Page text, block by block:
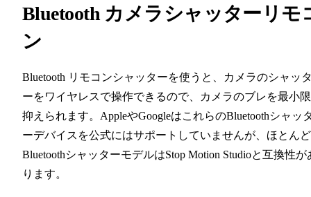
Bluetooth カメラシャッターリモ
ン
Bluetooth リモコンシャッターを使うと、カメラのシャッ
ーをワイヤレスで操作できるので、カメラのブレを最小
抑えられます。AppleやGoogleはこれらのBluetoothシャッ
ーデバイスを公式にはサポートしていませんが、ほとん
BluetoothシャッターモデルはStop Motion Studioと互換性が
ります。